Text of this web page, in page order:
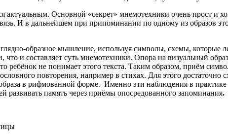
актуальным. Основной «секрет» мнемотехники очень прост и
И в дальнейшем при припоминании по одному из образов
образное мышление, используя символы, схемы, которые
и составляет суть мнемотехники. Опора на визуальный
ребёнок не понимает этого текста. Таким образом, приём
повторения, например в стихах. Для этого достаточно
в рифмованной форме. Именно эти наблюдения в
память через приёмы опосредованного запоминания.